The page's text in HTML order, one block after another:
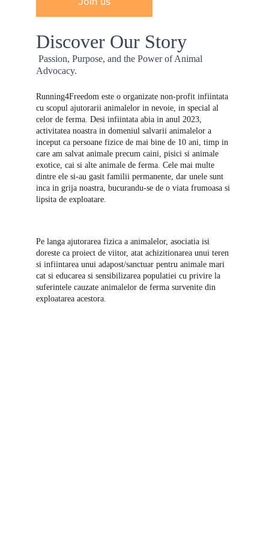
Running4Freedom este o organizate non-profit infiintata
cu scopul ajutorarii animalelor in nevoie, in special al
celor de ferma. Desi infiintata abia in anul 2023,
activitatea noastra in domeniul salvarii animalelor a
inceput ca persoane fizice de mai bine de 10 ani, timp in
care am salvat animale precum caini, pisici si animale
exotice, cai si alte animale de ferma. Cele mai multe
dintre ele si-au gasit familii permanente, dar unele sunt
inca in grija noastra, bucurandu-se de o viata frumoasa si
lipsita de exploatare.
Pe langa ajutorarea fizica a animalelor, asociatia isi
doreste ca proiect de viitor, atat achizitionarea unui teren
si infiintarea unui adapost/sanctuar pentru animale mari
cat si educarea si sensibilizarea populatiei cu privire la
suferintele cauzate animalelor de ferma survenite din
exploatarea acestora.
Discover Our Story
Advocacy.